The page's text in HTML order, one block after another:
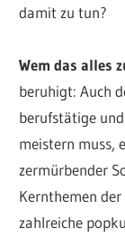
damit zu tun?
Wem das alles
beruhigt: Auch
berufstätige
meistern muss,
zermürbender
Kernthemen
zahlreiche